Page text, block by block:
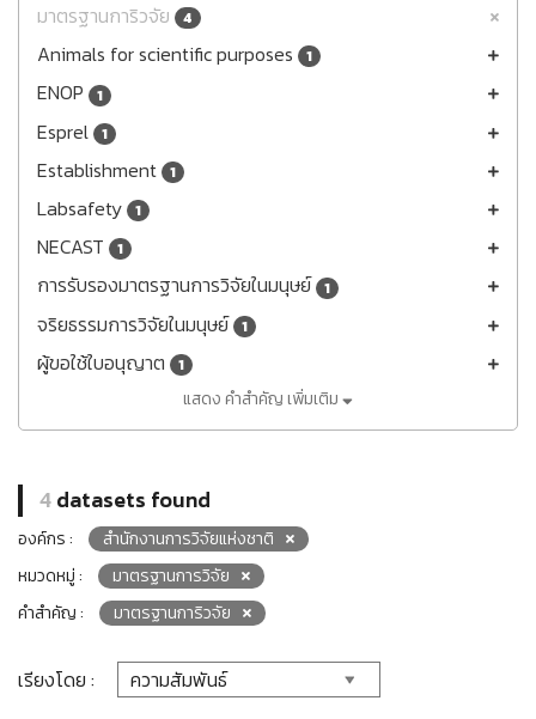
มาตรฐานการิวจัย 4
Animals for scientific purposes 1
ENOP 1
Esprel 1
Establishment 1
Labsafety 1
NECAST 1
การรับรองมาตรฐานการวิจัยในมนุษย์ 1
จริยธรรมการวิจัยในมนุษย์ 1
ผู้ขอใช้ใบอนุญาต 1
แสดง คำสำคัญ เพิ่มเติม
4datasets found
องค์กร :
สำนักงานการวิจัยแห่งชาติ
หมวดหมู่ :
มาตรฐานการวิจัย
คำสำคัญ :
มาตรฐานการิวจัย
เรียงโดย :